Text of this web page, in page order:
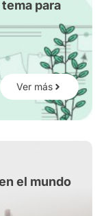
para
Ver más
el mundo